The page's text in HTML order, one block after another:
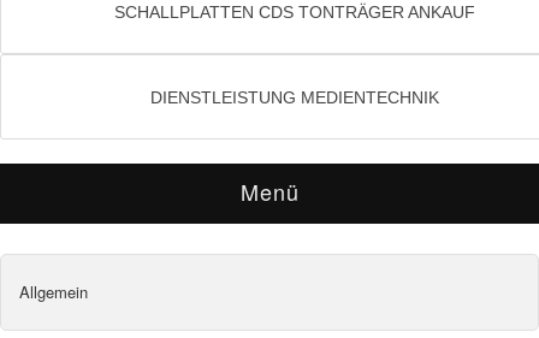
SCHALLPLATTEN CDS TONTRÄGER ANKAUF
DIENSTLEISTUNG MEDIENTECHNIK
Menü
Allgemein